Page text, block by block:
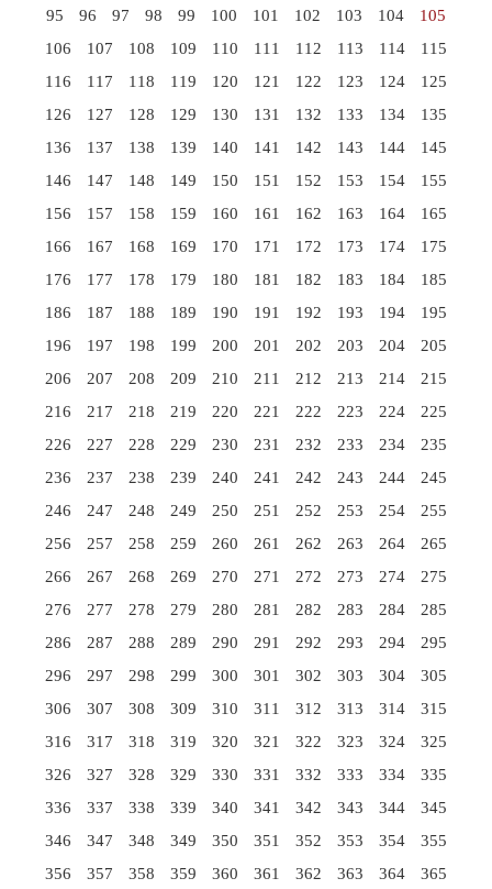
95
96 97 98 99 100 101 102 103 104
105
106
107 108 109 110 111 112 113 114
115
116
117 118 119 120 121 122 123 124
125
126
127 128 129 130 131 132 133 134
135
136
137 138 139 140 141 142 143 144
145
146
147 148 149 150 151 152 153 154
155
156
157 158 159 160 161 162 163 164
165
166
167 168 169 170 171 172 173 174
175
176
177 178 179 180 181 182 183 184
185
186
187 188 189 190 191 192 193 194
195
196
197 198 199 200 201 202 203 204
205
206
207 208 209 210 211 212 213 214
215
216
217 218 219 220 221 222 223 224
225
226
227 228 229 230 231 232 233 234
235
236
237 238 239 240 241 242 243 244
245
246
247 248 249 250 251 252 253 254
255
256
257 258 259 260 261 262 263 264
265
266
267 268 269 270 271 272 273 274
275
276
277 278 279 280 281 282 283 284
285
286
287 288 289 290 291 292 293 294
295
296
297 298 299 300 301 302 303 304
305
306
307 308 309 310 311 312 313 314
315
316
317 318 319 320 321 322 323 324
325
326
327 328 329 330 331 332 333 334
335
336
337 338 339 340 341 342 343 344
345
346
347 348 349 350 351 352 353 354
355
356
357 358 359 360 361 362 363 364
365